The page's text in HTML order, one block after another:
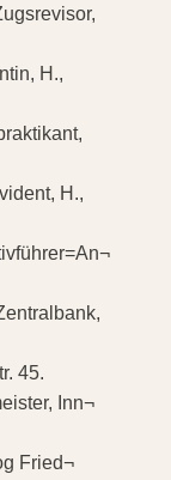
H.,
H.,
45.
Inn¬
Fried¬